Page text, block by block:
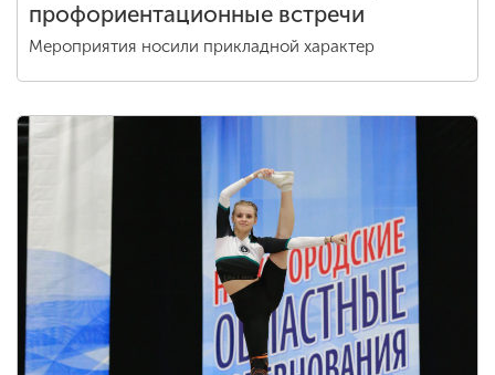
профориентационные встречи
Мероприятия носили прикладной характер